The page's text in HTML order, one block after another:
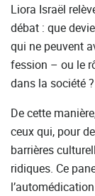
Liora Israël
débat : que
qui ne peuvent
fession – ou le
dans la société ?
De cette
ceux qui, pour
barrières
ridiques. Ce